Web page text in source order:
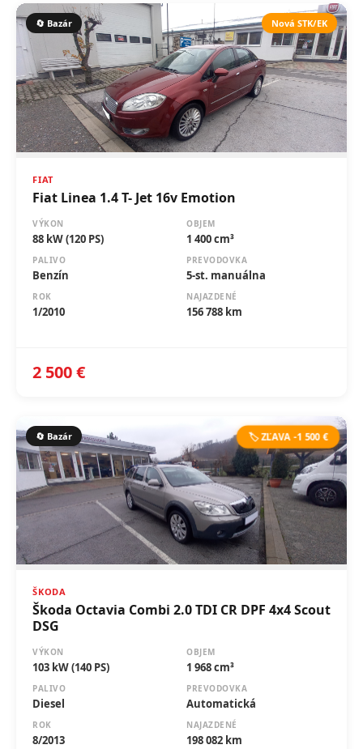
🔄 Bazár Nová STK/EK
FIAT
Fiat Linea 1.4 T- Jet 16v Emotion
VÝKON
88 kW (120 PS)
OBJEM
1 400 cm³
PALIVO
Benzín
PREVODOVKA
5-st. manuálna
ROK
1/2010
NAJAZDENÉ
156 788 km
2 500 €
🔄 Bazár 🏷️ ZĽAVA -1 500 €
ŠKODA
Škoda Octavia Combi 2.0 TDI CR DPF 4x4 Scout
DSG
VÝKON
103 kW (140 PS)
OBJEM
1 968 cm³
PALIVO
Diesel
PREVODOVKA
Automatická
ROK
8/2013
NAJAZDENÉ
198 082 km